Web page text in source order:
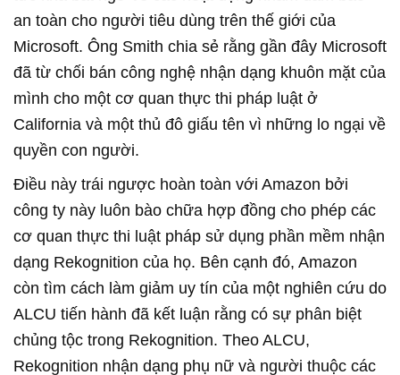
an toàn cho người tiêu dùng trên thế giới của
Microsoft. Ông Smith chia sẻ rằng gần đây Microsoft
đã từ chối bán công nghệ nhận dạng khuôn mặt của
mình cho một cơ quan thực thi pháp luật ở
California và một thủ đô giấu tên vì những lo ngại về
quyền con người.
Điều này trái ngược hoàn toàn với Amazon bởi
công ty này luôn bào chữa hợp đồng cho phép các
cơ quan thực thi luật pháp sử dụng phần mềm nhận
dạng Rekognition của họ. Bên cạnh đó, Amazon
còn tìm cách làm giảm uy tín của một nghiên cứu do
ALCU tiến hành đã kết luận rằng có sự phân biệt
chủng tộc trong Rekognition. Theo ALCU,
Rekognition nhận dạng phụ nữ và người thuộc các